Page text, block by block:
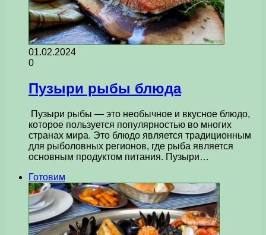
01.02.2024
0
Пузыри рыбы блюда
Пузыри рыбы — это необычное и вкусное блюдо,
которое пользуется популярностью во многих
странах мира. Это блюдо является традиционным
для рыболовных регионов, где рыба является
основным продуктом питания. Пузыри…
Готовим